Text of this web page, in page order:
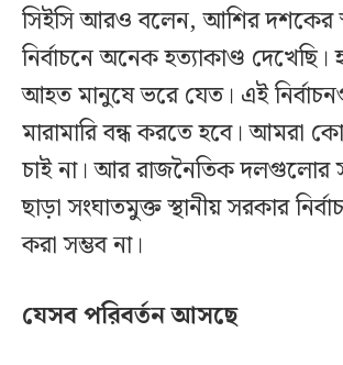
সিইসি আরও বলেন, আশির দশকের
নির্বাচনে অনেক হত্যাকাণ্ড দেখেছি।
আহত মানুষে ভরে যেত। এই
মারামারি বন্ধ করতে হবে। আমরা
চাই না। আর রাজনৈতিক দলগুলোর
ছাড়া সংঘাতমুক্ত স্থানীয় সরকার
করা সম্ভব না।
যেসব পরিবর্তন আসছে